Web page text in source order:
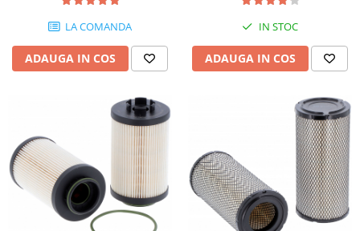
Pistoane
Turbosuflanta
Diverse piese motor
Chiuloasa
Vibrochen - ax came - arbore cotit
Camasa piston
Segmenti motor
Termoflot
Piese Iveco
Piese Nifty Lift
Piese motor Perkins
Piese Deutz Fahr
Piese Atlas Copco
Piese Hitachi
Piese Vermeer
LA COMANDA
ADAUGA IN COS
IN STOC
ADAUGA IN COS